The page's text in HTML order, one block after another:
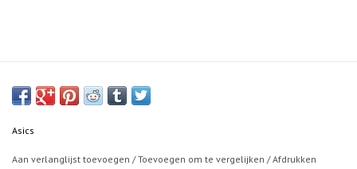
Asics
Aan verlanglijst toevoegen /Toevoegen om te vergelijken /Afdrukken